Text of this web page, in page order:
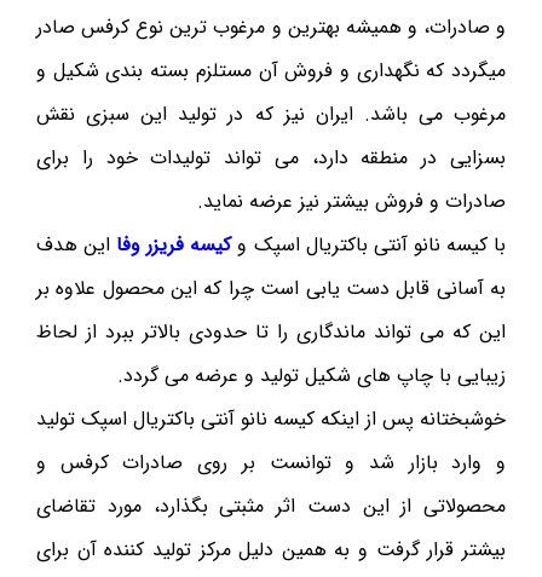
و صادرات، و همیشه بهترین و مرغوب ترین نوع کرفس صادر
میگردد که نگهداری و فروش آن مستلزم بسته بندی شکیل و
مرغوب می باشد. ایران نیز که در تولید این سبزی نقش
بسزایی در منطقه دارد، می تواند تولیدات خود را برای
صادرات و فروش بیشتر نیز عرضه نماید.
با کیسه نانو آنتی باکتریال اسپک وکیسه فریزر وفا این هدف
به آسانی قابل دست یابی است چرا که این محصول علاوه بر
این که می تواند ماندگاری را تا حدودی بالاتر ببرد از لحاظ
زیبایی با چاپ های شکیل تولید و عرضه می گردد.
خوشبختانه پس از اینکه کیسه نانو آنتی باکتریال اسپک تولید
و وارد بازار شد و توانست بر روی صادرات کرفس و
محصولاتی از این دست اثر مثبتی بگذارد، مورد تقاضای
بیشتر قرار گرفت و به همین دلیل مرکز تولید کننده آن برای